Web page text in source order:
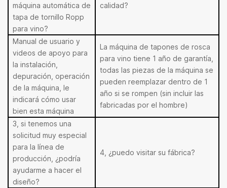
máquina automática de
tapa de tornillo Ropp
para vino?
calidad?
Manual de usuario y
videos de apoyo para
la instalación,
depuración, operación
de la máquina, le
indicará cómo usar
bien esta máquina
La máquina de tapones de rosca
para vino tiene 1 año de garantía,
todas las piezas de la máquina se
pueden reemplazar dentro de 1
año si se rompen (sin incluir las
fabricadas por el hombre)
3, si tenemos una
solicitud muy especial
para la línea de
producción, ¿podría
ayudarme a hacer el
diseño?
4, ¿puedo visitar su fábrica?